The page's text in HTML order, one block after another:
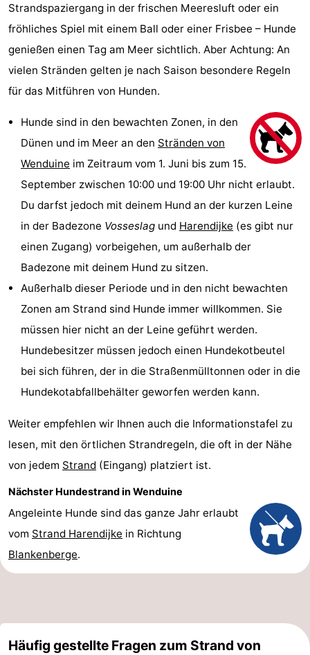
Strandspaziergang in der frischen Meeresluft oder ein
fröhliches Spiel mit einem Ball oder einer Frisbee – Hunde
genießen einen Tag am Meer sichtlich. Aber Achtung: An
vielen Stränden gelten je nach Saison besondere Regeln
für das Mitführen von Hunden.
Hunde sind in den bewachten Zonen, in den
Dünen und im Meer an den Stränden von
Wenduine im Zeitraum vom 1. Juni bis zum 15.
September zwischen 10:00 und 19:00 Uhr nicht erlaubt.
Du darfst jedoch mit deinem Hund an der kurzen Leine
in der Badezone Vosseslag und Harendijke (es gibt nur
einen Zugang) vorbeigehen, um außerhalb der
Badezone mit deinem Hund zu sitzen.
Außerhalb dieser Periode und in den nicht bewachten
Zonen am Strand sind Hunde immer willkommen. Sie
müssen hier nicht an der Leine geführt werden.
Hundebesitzer müssen jedoch einen Hundekotbeutel
bei sich führen, der in die Straßenmülltonnen oder in die
Hundekotabfallbehälter geworfen werden kann.
Weiter empfehlen wir Ihnen auch die Informationstafel zu
lesen, mit den örtlichen Strandregeln, die oft in der Nähe
von jedem Strand (Eingang) platziert ist.
Nächster Hundestrand in Wenduine
Angeleinte Hunde sind das ganze Jahr erlaubt
vom Strand Harendijke in Richtung
Blankenberge.
Häufig gestellte Fragen zum Strand von